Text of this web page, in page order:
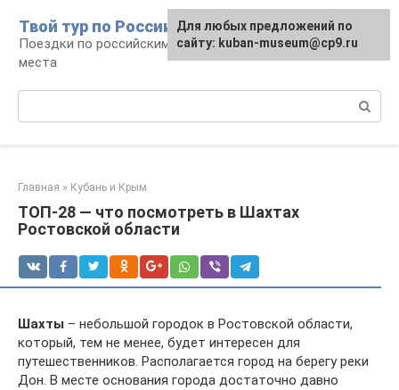
контенту
Твой тур по России
Поездки по российским городам, маршруты и
места
Главная » Кубань и Крым
ТОП-28 — что посмотреть в Шахтах
Ростовской области
Шахты – небольшой городок в Ростовской области,
который, тем не менее, будет интересен для
путешественников. Располагается город на берегу реки
Дон. В месте основания города достаточно давно
Для любых предложений по
сайту: kuban-museum@cp9.ru